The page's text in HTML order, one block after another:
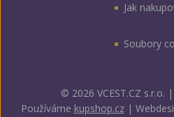
Jak
Soubory
© 2026 VCEST.CZ s.r.o. |
Používáme kupshop.cz|